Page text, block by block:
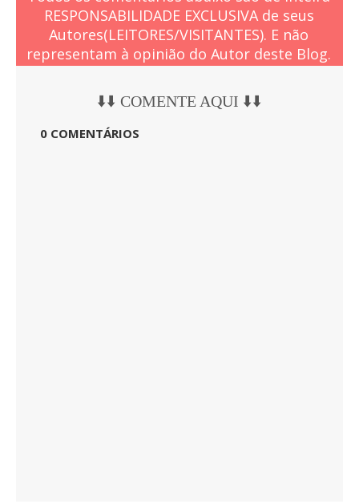
RESPONSABILIDADE EXCLUSIVA de seus
Autores(LEITORES/VISITANTES). E não
representam à opinião do Autor deste Blog.
⬇️⬇️ COMENTE AQUI ⬇️⬇️
0 COMENTÁRIOS